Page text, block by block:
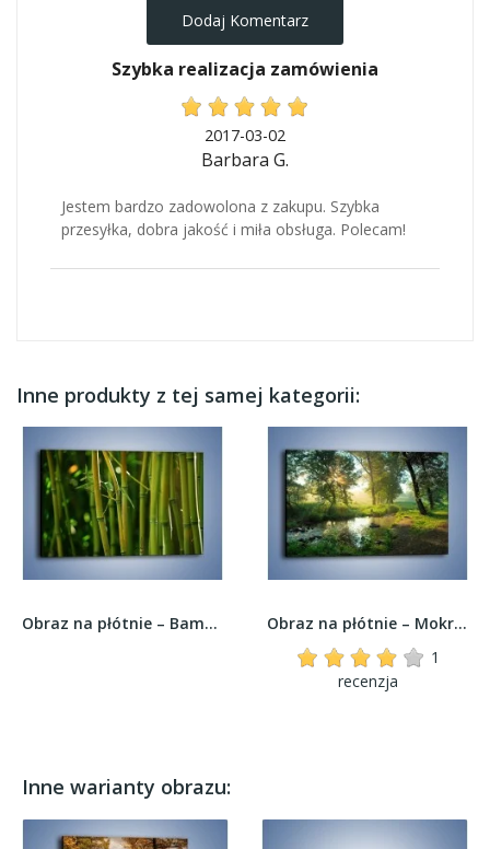
Dodaj Komentarz
Szybka realizacja zamówienia
2017-03-02
Barbara G.
Jestem bardzo zadowolona z zakupu. Szybka
przesyłka, dobra jakość i miła obsługa. Polecam!
Inne produkty z tej samej kategorii:
Obraz na płótnie – Bambusowe łodygi z bliska –...
Obraz na płótnie – Mokradła w pięknej zieleni –...
1
recenzja
Inne warianty obrazu: